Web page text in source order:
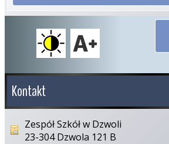
Kontakt
Zespół Szkół w Dzwoli
23-304 Dzwola 121 B